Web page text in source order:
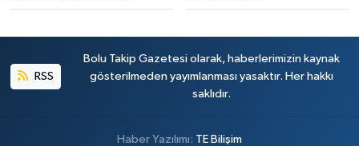
RSS
Bolu Takip Gazetesi olarak, haberlerimizin kaynak
gösterilmeden yayımlanması yasaktır. Her hakkı
saklıdır.
Haber Yazılımı: TE Bilişim